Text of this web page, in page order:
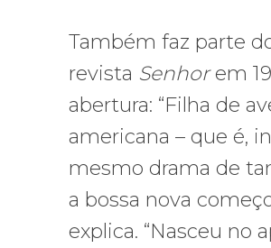
Também faz parte
revista Senhorem
abertura: “Filha de
americana – que é,
mesmo drama de
a bossa nova
explica. “Nasceu no